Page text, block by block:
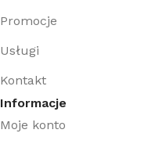
Promocje
Usługi
Kontakt
Informacje
Moje konto